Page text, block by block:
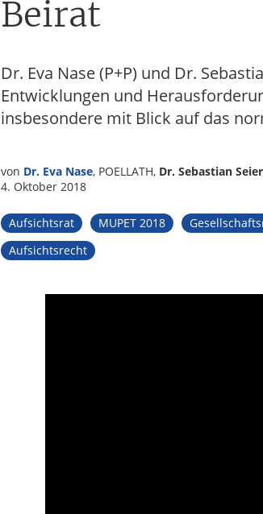
Beirat
Dr. Eva Nase (P+P) und Dr.
Entwicklungen und
insbesondere mit Blick auf das
von Dr. Eva Nase, POELLATH, Dr. Sebastian Seier
4. Oktober 2018
Aufsichtsrat MUPET 2018
Aufsichtsrecht